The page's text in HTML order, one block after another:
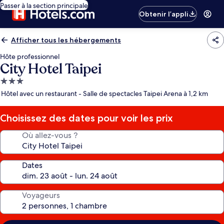
Passer à la section principale
Obtenir l’appli
Afficher tous les hébergements
Hôte professionnel
City Hotel Taipei
Hébergement
3.0 étoiles
Hôtel avec un restaurant - Salle de spectacles Taipei Arena à 1,2 km
Choisissez des dates pour voir les prix
Où allez-vous ?
Dates
Voyageurs